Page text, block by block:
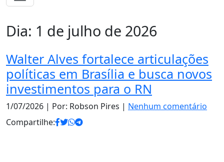
Dia: 1 de julho de 2026
Walter Alves fortalece articulações
políticas em Brasília e busca novos
investimentos para o RN
1/07/2026 | Por: Robson Pires | Nenhum comentário
Compartilhe: